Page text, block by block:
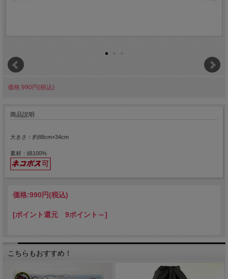
価格:990円(税込)
商品説明
大きさ：約88cm×34cm
素材：綿100%
価格:990円(税込)
[ポイント還元 9ポイント～]
こちらもおすすめ！